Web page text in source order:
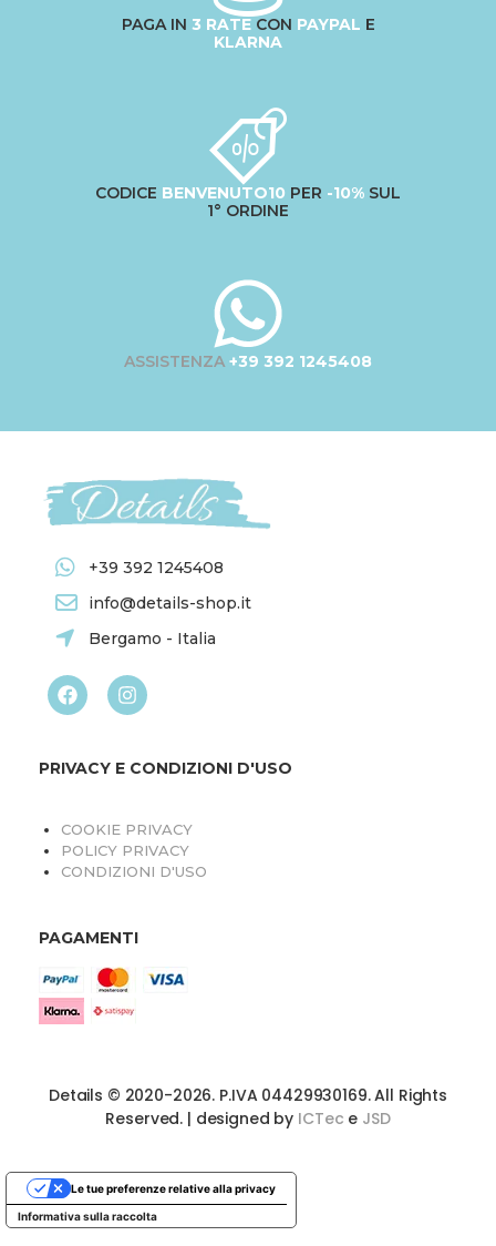
PAGA IN 3 RATECON PAYPAL E
KLARNA
CODICE BENVENUTO10 PER -10% SUL
1° ORDINE
ASSISTENZA +39 392 1245408
+39 392 1245408
info@details-shop.it
Bergamo - Italia
PRIVACY E CONDIZIONI D'USO
COOKIE PRIVACY
POLICY PRIVACY
CONDIZIONI D'USO
PAGAMENTI
Details © 2020-2026. P.IVA 04429930169. All Rights
Reserved. | designed by ICTec e JSD
Informativa sulla raccolta
Le tue preferenze relative alla privacy